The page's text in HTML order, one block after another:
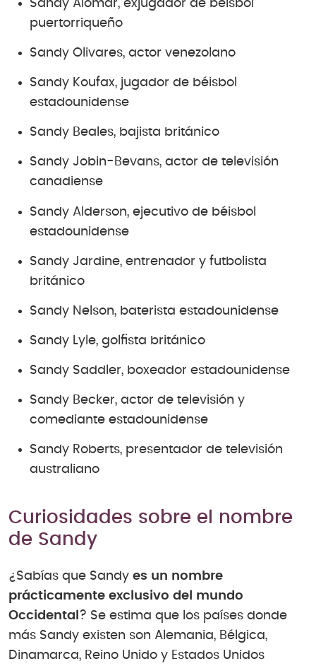
Sandy Alomar, exjugador de béisbol
puertorriqueño
Sandy Olivares, actor venezolano
Sandy Koufax, jugador de béisbol
estadounidense
Sandy Beales, bajista británico
Sandy Jobin-Bevans, actor de televisión
canadiense
Sandy Alderson, ejecutivo de béisbol
estadounidense
Sandy Jardine, entrenador y futbolista
británico
Sandy Nelson, baterista estadounidense
Sandy Lyle, golfista británico
Sandy Saddler, boxeador estadounidense
Sandy Becker, actor de televisión y
comediante estadounidense
Sandy Roberts, presentador de televisión
australiano
Curiosidades sobre el nombre
de Sandy
¿Sabías que Sandy es un nombre
prácticamente exclusivo del mundo
Occidental ? Se estima que los países donde
más Sandy existen son Alemania, Bélgica,
Dinamarca, Reino Unido y Estados Unidos